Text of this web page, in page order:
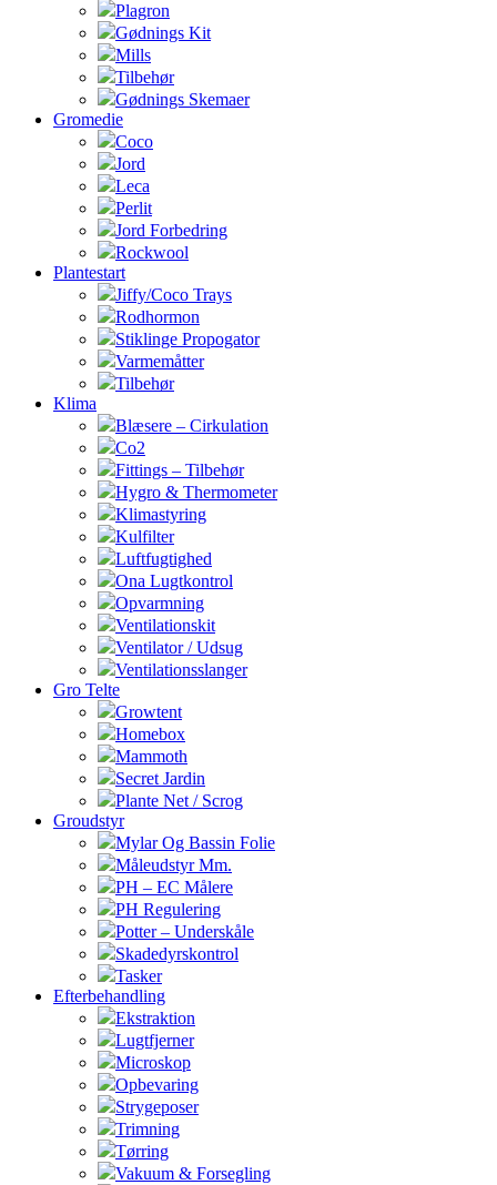
Plagron
Gødnings Kit
Mills
Tilbehør
Gødnings Skemaer
Gromedie
Coco
Jord
Leca
Perlit
Jord Forbedring
Rockwool
Plantestart
Jiffy/Coco Trays
Rodhormon
Stiklinge Propogator
Varmemåtter
Tilbehør
Klima
Blæsere – Cirkulation
Co2
Fittings – Tilbehør
Hygro & Thermometer
Klimastyring
Kulfilter
Luftfugtighed
Ona Lugtkontrol
Opvarmning
Ventilationskit
Ventilator / Udsug
Ventilationsslanger
Gro Telte
Growtent
Homebox
Mammoth
Secret Jardin
Plante Net / Scrog
Groudstyr
Mylar Og Bassin Folie
Måleudstyr Mm.
PH – EC Målere
PH Regulering
Potter – Underskåle
Skadedyrskontrol
Tasker
Efterbehandling
Ekstraktion
Lugtfjerner
Microskop
Opbevaring
Strygeposer
Trimning
Tørring
Vakuum & Forsegling